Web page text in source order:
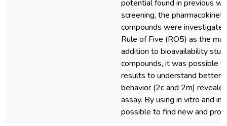
potential found in previous
screening, the
compounds were
Rule of Five (RO5) as the
addition to bioavailability
compounds, it was possible
results to understand better
behavior (2c and 2m)
assay. By using in vitro and
possible to find new and